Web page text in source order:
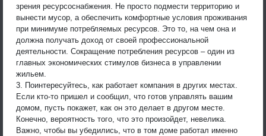
зрения ресурсоснабжения. Не просто подмести территорию и
вынести мусор, а обеспечить комфортные условия проживания
при минимуме потребляемых ресурсов. Это то, на чем она и
должна получать доход от своей профессиональной
деятельности. Сокращение потребления ресурсов – один из
главных экономических стимулов бизнеса в управлении
жильем.
3. Поинтересуйтесь, как работает компания в других местах.
Если кто-то пришел и сообщил, что готов управлять вашим
домом, пусть покажет, как он это делает в другом месте.
Конечно, вероятность того, что это произойдет, невелика.
Важно, чтобы вы убедились, что в том доме работал именно